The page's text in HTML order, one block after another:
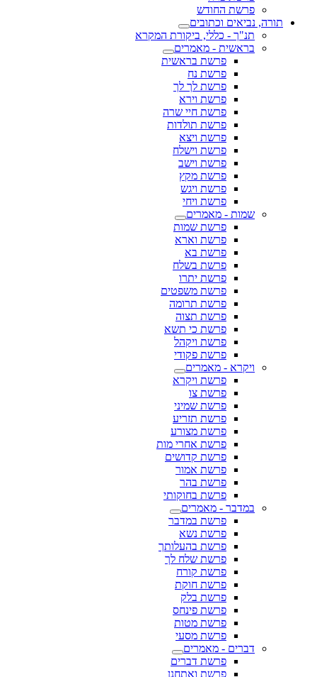
פרשת החודש
תורה, נביאים וכתובים
תנ"ך - כללי, ביקורת המקרא
בראשית - מאמרים
פרשת בראשית
פרשת נח
פרשת לך לך
פרשת וירא
פרשת חיי שרה
פרשת תולדות
פרשת ויצא
פרשת וישלח
פרשת וישב
פרשת מקץ
פרשת ויגש
פרשת ויחי
שמות - מאמרים
פרשת שמות
פרשת וארא
פרשת בא
פרשת בשלח
פרשת יתרו
פרשת משפטים
פרשת תרומה
פרשת תצוה
פרשת כי תשא
פרשת ויקהל
פרשת פקודי
ויקרא - מאמרים
פרשת ויקרא
פרשת צו
פרשת שמיני
פרשת תזריע
פרשת מצורע
פרשת אחרי מות
פרשת קדושים
פרשת אמור
פרשת בהר
פרשת בחוקותי
במדבר - מאמרים
פרשת במדבר
פרשת נשא
פרשת בהעלותך
פרשת שלח לך
פרשת קורח
פרשת חוקת
פרשת בלק
פרשת פינחס
פרשת מטות
פרשת מסעי
דברים - מאמרים
פרשת דברים
פרשת ואתחנן